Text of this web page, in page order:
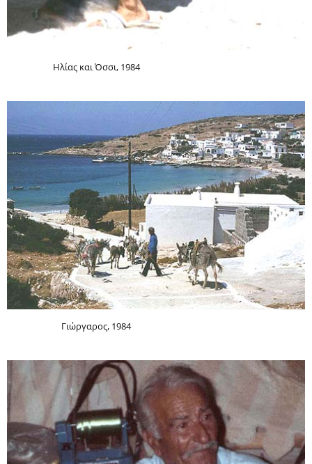
Ηλίας και Όσσι, 1984
Γιώργαρος, 1984